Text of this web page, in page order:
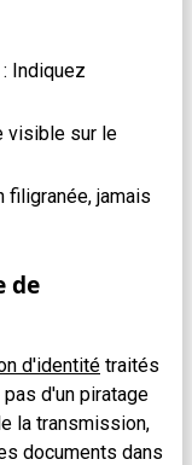
Indiquez
visible sur le
filigranée, jamais
de
d'identité traités
d'un piratage
la transmission,
documents dans